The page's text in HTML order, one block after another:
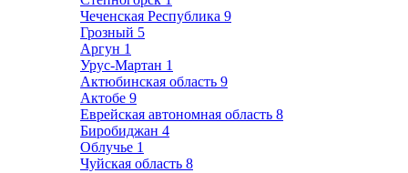
Чеченская Республика 9
Грозный 5
Аргун 1
Урус-Мартан 1
Актюбинская область 9
Актобе 9
Еврейская автономная область 8
Биробиджан 4
Облучье 1
Чуйская область 8